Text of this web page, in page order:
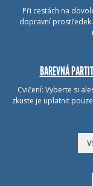
Při cestách na
dopravní
BAREVNÁ
Cvičení: Vyberte si
zkuste je uplatnit